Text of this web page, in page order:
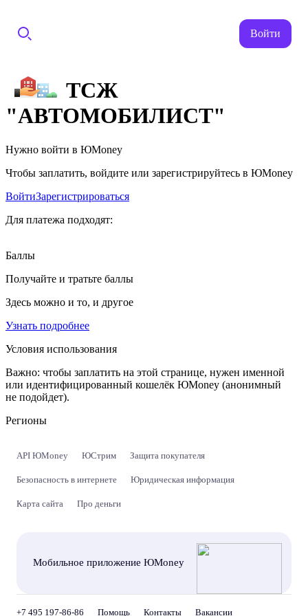
Войти
ТСЖ
"АВТОМОБИЛИСТ"
Нужно войти в ЮMoney
Чтобы заплатить, войдите или зарегистрируйтесь в ЮMoney
ВойтиЗарегистрироваться
Для платежа подходят:
Баллы
Получайте и тратьте баллы
Здесь можно и то, и другое
Узнать подробнее
Условия использования
Важно: чтобы заплатить на этой странице, нужен именной
или идентифицированный кошелёк ЮMoney (анонимный
не подойдет).
Регионы
API ЮMoney ЮСтрим Защита покупателя
Безопасность в интернете Юридическая информация
Карта сайта Про деньги
Мобильное приложение ЮMoney
+7 495 197-86-86 Помощь Контакты Вакансии